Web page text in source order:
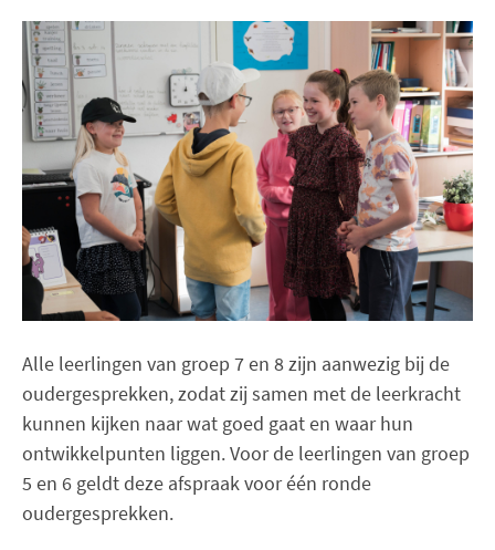
Alle leerlingen van groep 7 en 8 zijn aanwezig bij de
oudergesprekken, zodat zij samen met de leerkracht
kunnen kijken naar wat goed gaat en waar hun
ontwikkelpunten liggen. Voor de leerlingen van groep
5 en 6 geldt deze afspraak voor één ronde
oudergesprekken.